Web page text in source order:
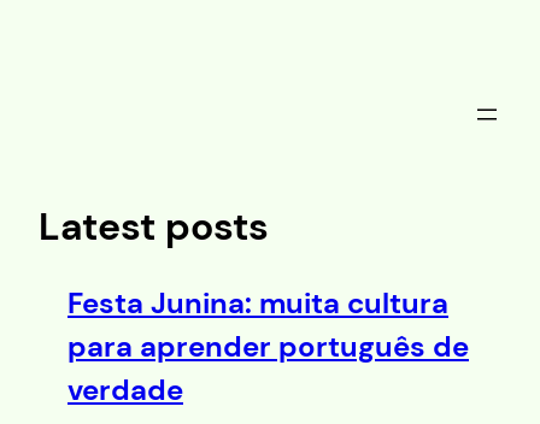
Latest posts
Festa Junina: muita cultura
para aprender português de
verdade